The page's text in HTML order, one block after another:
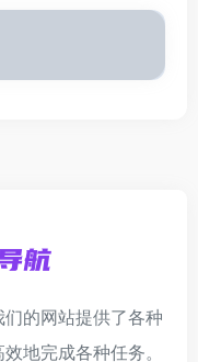
的网站提供了各种
地完成各种任务。